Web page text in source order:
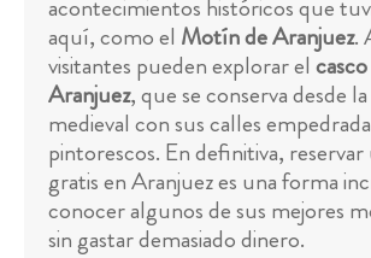
acontecimientos históricos que
aquí, como el Motín de Aranjuez.
visitantes pueden explorar el
Aranjuez, que se conserva desde
medieval con sus calles
pintorescos. En definitiva,
gratis en Aranjuez es una forma
conocer algunos de sus mejores
sin gastar demasiado dinero.